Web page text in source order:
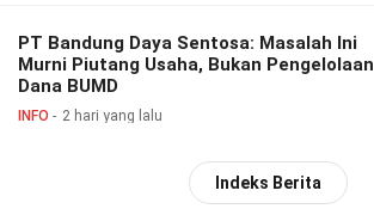
PT Bandung Daya Sentosa: Masalah Ini
Murni Piutang Usaha, Bukan Pengelolaan
Dana BUMD
INFO 2 hari yang lalu
Indeks Berita